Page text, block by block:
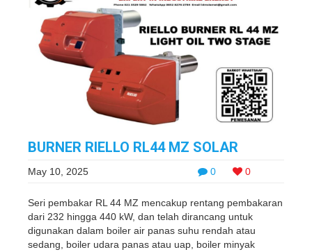
BURNER RIELLO RL44 MZ SOLAR
0 0
May 10, 2025
Seri pembakar RL 44 MZ mencakup rentang pembakaran
dari 232 hingga 440 kW, dan telah dirancang untuk
digunakan dalam boiler air panas suhu rendah atau
sedang, boiler udara panas atau uap, boiler minyak